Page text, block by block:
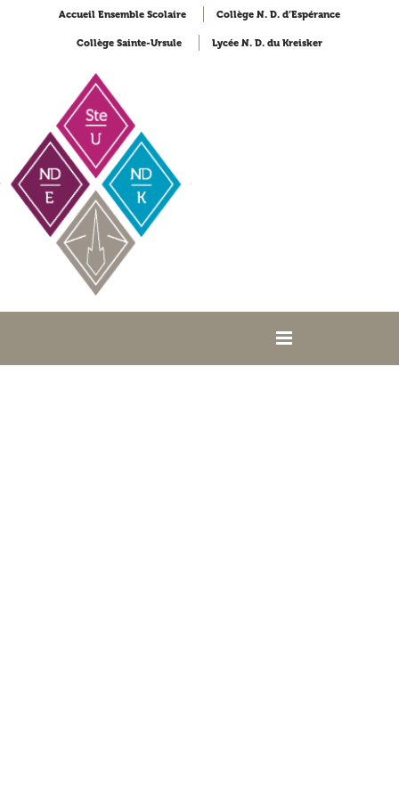
Accueil Ensemble Scolaire Collège N. D. d’Espérance
Collège Sainte-Ursule Lycée N. D. du Kreisker